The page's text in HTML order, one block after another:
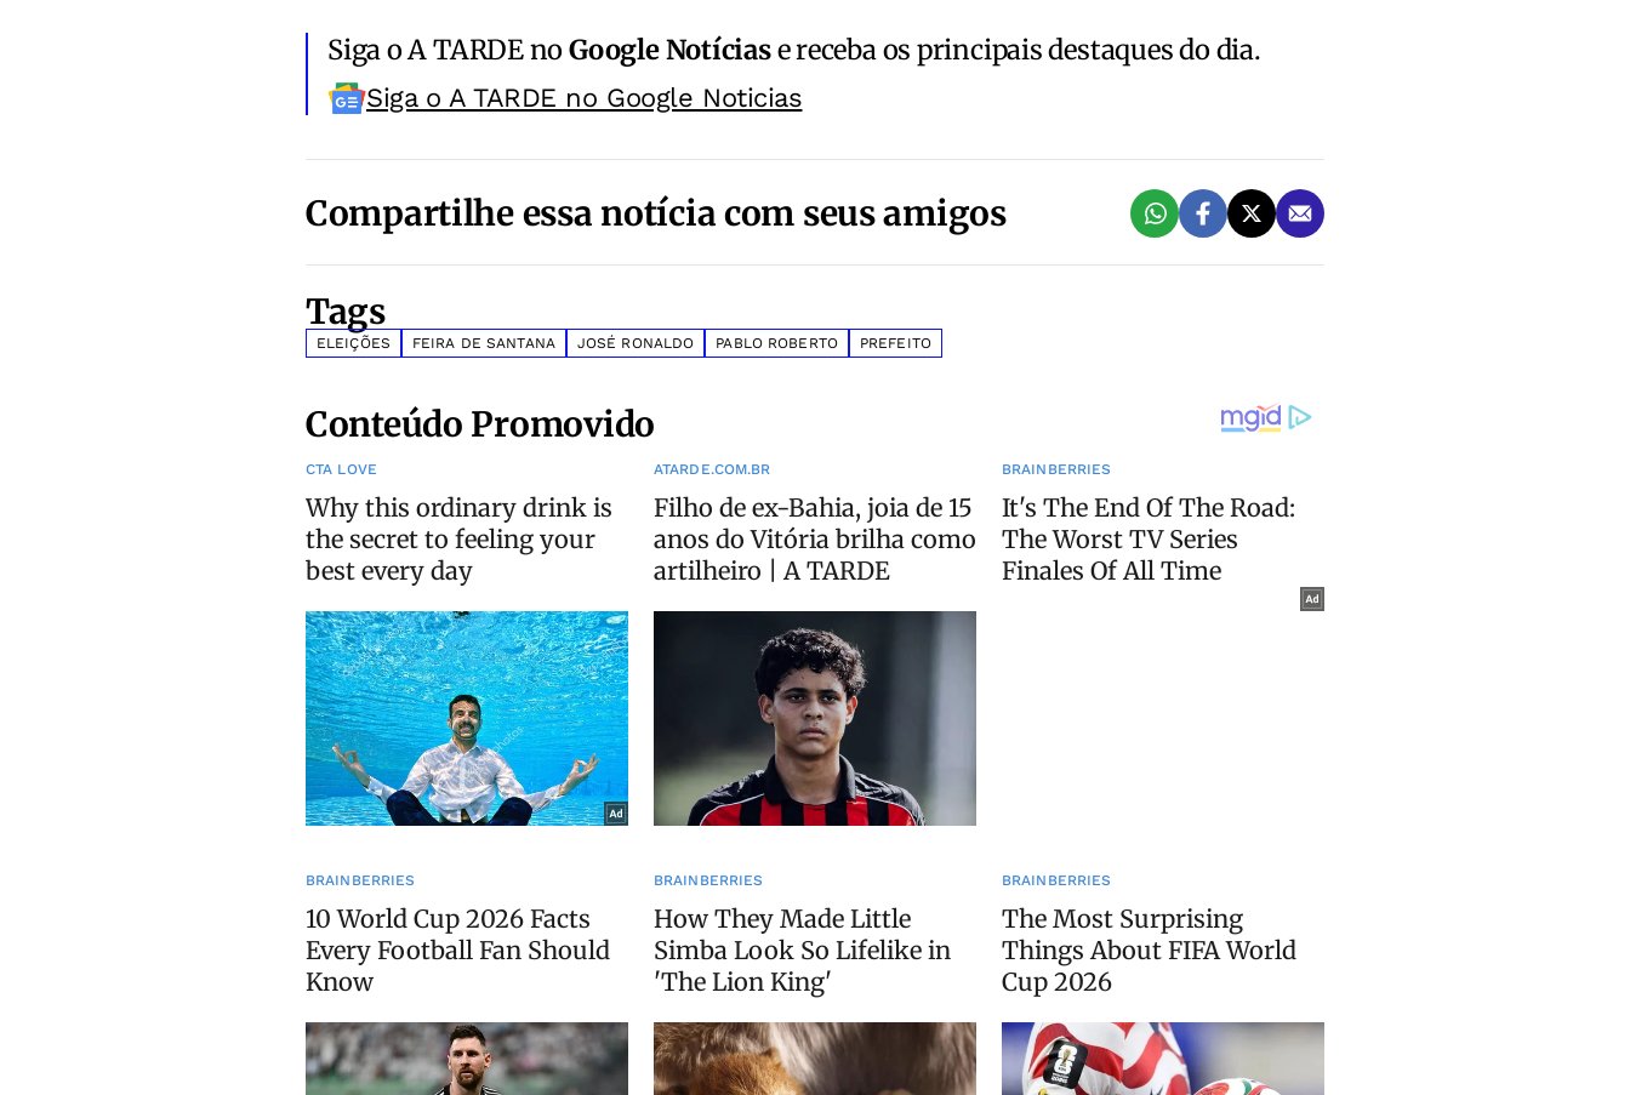
Siga o A TARDE noGoogle Notíciase receba os principais destaques do dia.
Siga o A TARDE no Google Noticias
Compartilhe essa notícia com seus amigos
Tags
ELEIÇÕES FEIRA DE SANTANA JOSÉ RONALDO PABLO ROBERTO PREFEITO